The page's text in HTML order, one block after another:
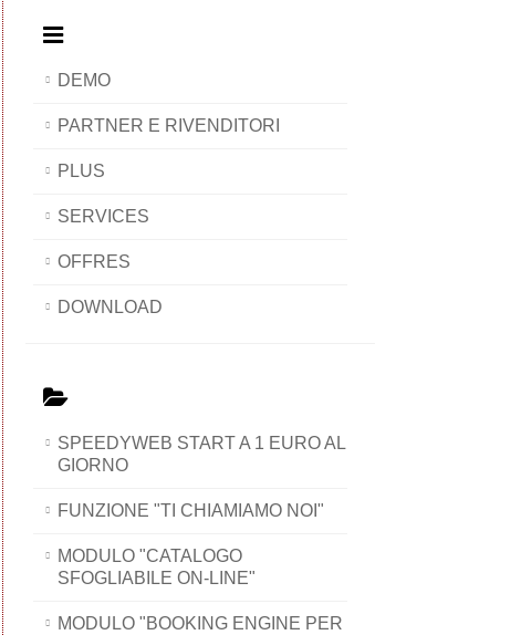
DEMO
PARTNER E RIVENDITORI
PLUS
SERVICES
OFFRES
DOWNLOAD
SPEEDYWEB START A 1 EURO AL
GIORNO
FUNZIONE "TI CHIAMIAMO NOI"
MODULO "CATALOGO
SFOGLIABILE ON-LINE"
MODULO "BOOKING ENGINE PER